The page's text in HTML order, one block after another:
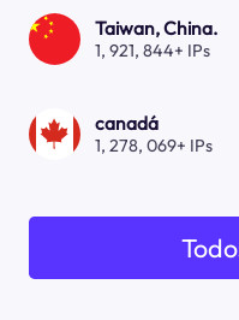
Taiwan, China.
1, 921, 844+ IPs
canadá
1, 278, 069+ IPs